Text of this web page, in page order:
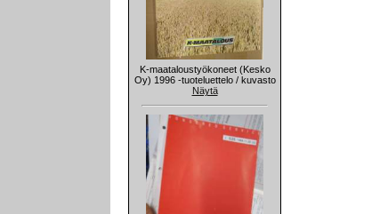
K-maataloustyökoneet (Kesko
Oy) 1996 -tuoteluettelo / kuvasto
Näytä